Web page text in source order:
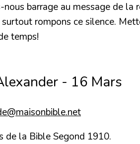
barrage au message de
rompons ce silence.
temps!
- 16 Mars
de la Bible Segond 1910.